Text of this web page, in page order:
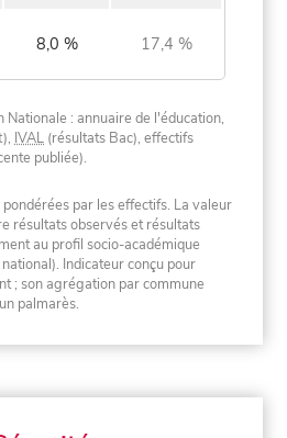
8,0 % 17,4 %
Nationale : annuaire de l'éducation,
IVAL (résultats Bac), effectifs
publiée).
par les effectifs. La valeur
résultats observés et résultats
au profil socio-académique
Indicateur conçu pour
; son agrégation par commune
palmarès.